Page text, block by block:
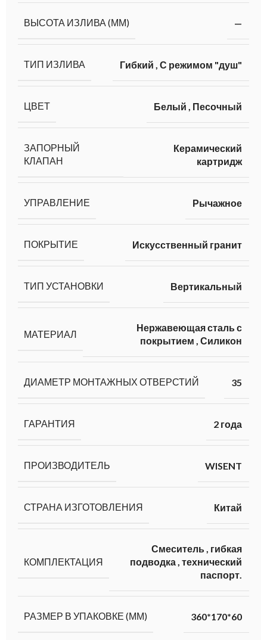
ВЫСОТА ИЗЛИВА (ММ) —
ТИП ИЗЛИВА Гибкий , С режимом "душ"
ЦВЕТ Белый , Песочный
ЗАПОРНЫЙ
КЛАПАН
Керамический
картридж
УПРАВЛЕНИЕ Рычажное
ПОКРЫТИЕ Искусственный гранит
ТИП УСТАНОВКИ Вертикальный
МАТЕРИАЛ
Нержавеющая сталь с
покрытием , Силикон
ДИАМЕТР МОНТАЖНЫХ ОТВЕРСТИЙ 35
ГАРАНТИЯ 2 года
ПРОИЗВОДИТЕЛЬ WISENT
СТРАНА ИЗГОТОВЛЕНИЯ Китай
КОМПЛЕКТАЦИЯ
Смеситель, гибкая
подводка, технический
паспорт.
РАЗМЕР В УПАКОВКЕ (ММ) 360*170*60